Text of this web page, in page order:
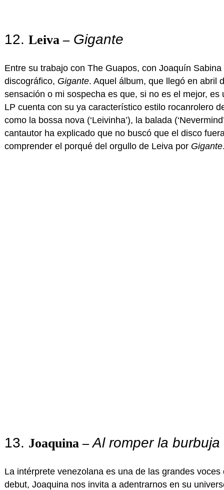
12. Leiva – Gigante
Entre su trabajo con The Guapos, con Joaquín
discográfico, Gigante. Aquel álbum, que llegó en abril
sensación o mi sospecha es que, si no es el mejor,
LP cuenta con su ya característico estilo rocanrolero
como la bossa nova (‘Leivinha’), la balada
cantautor ha explicado que no buscó que el disco
comprender el porqué del orgullo de Leiva por Gigante
13. Joaquina – Al romper la burbuja
La intérprete venezolana es una de las grandes
debut, Joaquina nos invita a adentrarnos en su